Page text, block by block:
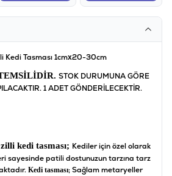
Kedi Tasması 1cmx20-30cm
STOK DURUMUNA GÖRE
1 ADET GÖNDERİLECEKTİR.
kedi tasması; Kediler için özel olarak
sayesinde patili dostunuzun tarzına tarz
Kedi tasması; Sağlam metaryeller